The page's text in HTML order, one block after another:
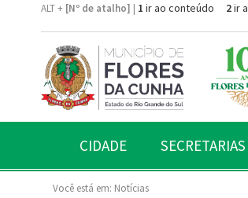
ALT + [Nº de atalho] | 1 ir ao conteúdo 2ir
CIDADE SECRETARIAS
Você está em: Notícias